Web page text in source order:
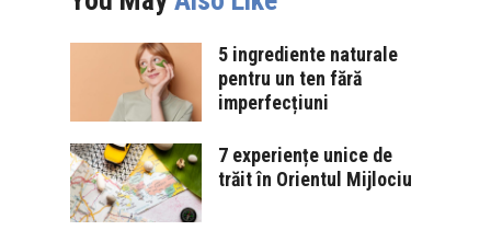
5 ingrediente naturale
pentru un ten fără
imperfecțiuni
7 experiențe unice de
trăit în Orientul Mijlociu